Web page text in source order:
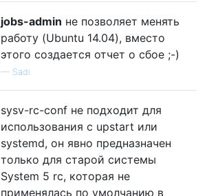
jobs-admin не позволяет менять
работу (Ubuntu 14.04), вместо
этого создается отчет о сбое ;-)
— Sadi
sysv-rc-conf не подходит для
использования с upstart или
systemd, он явно предназначен
только для старой системы
System 5 rc, которая не
применялась по умолчанию в